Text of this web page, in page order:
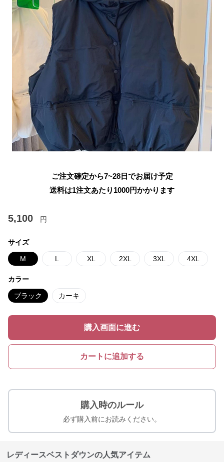
ご注文確定から7~28日でお届け予定
送料は1注文あたり 1000円かかります
5,100 円
サイズ
M L XL 2XL 3XL 4XL
カラー
ブラック カーキ
購入画面に進む
カートに追加する
購入時のルール
必ず購入前にお読みください。
レディースベストダウンの人気アイテム